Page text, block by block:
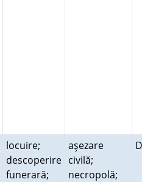
locuire;
descoperire
funerară;
aşezare
civilă;
necropolă;